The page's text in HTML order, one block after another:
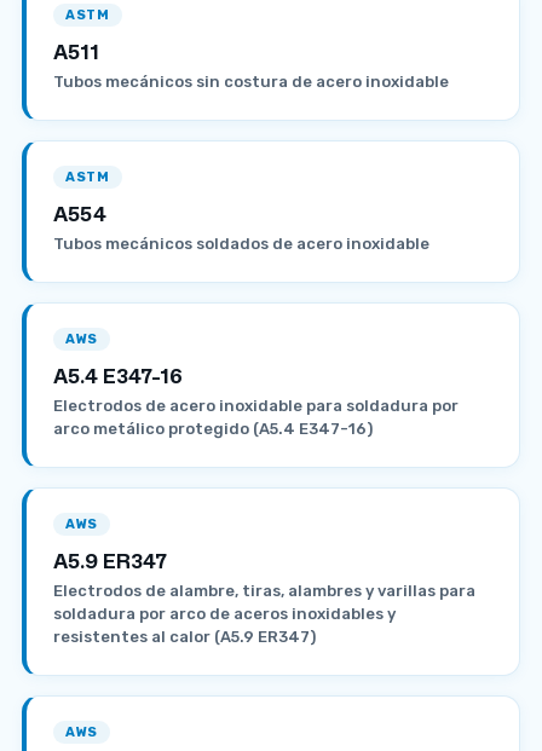
ASTM
A511
Tubos mecánicos sin costura de acero inoxidable
ASTM
A554
Tubos mecánicos soldados de acero inoxidable
AWS
A5.4 E347-16
Electrodos de acero inoxidable para soldadura por
arco metálico protegido (A5.4 E347-16)
AWS
A5.9 ER347
Electrodos de alambre, tiras, alambres y varillas para
soldadura por arco de aceros inoxidables y
resistentes al calor (A5.9 ER347)
AWS